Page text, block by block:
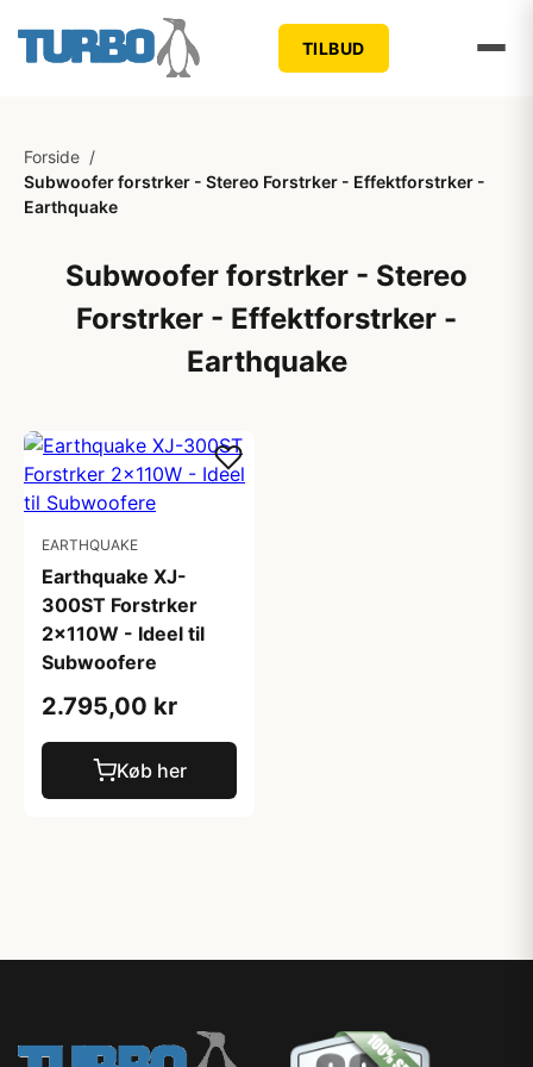
TILBUD
Forside /
Subwoofer forstrker - Stereo Forstrker - Effektforstrker -
Earthquake
Subwoofer forstrker - Stereo
Forstrker - Effektforstrker -
Earthquake
EARTHQUAKE
Earthquake XJ-
300ST Forstrker
2x110W - Ideel til
Subwoofere
2.795,00 kr
Køb her